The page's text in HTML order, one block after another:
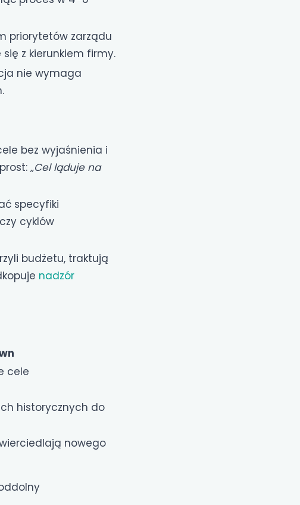
priorytetów zarządu
z kierunkiem firmy.
nie wymaga
bez wyjaśnienia i
„Cel ląduje na
specyfiki
cyklów
budżetu, traktują
nadzór
cele
historycznych do
nowego